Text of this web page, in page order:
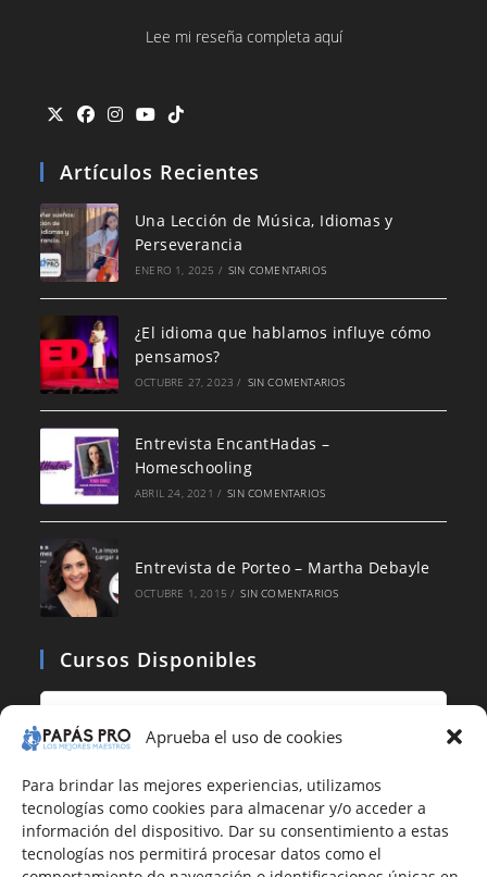
Aprueba el uso de cookies
Para brindar las mejores experiencias, utilizamos
tecnologías como cookies para almacenar y/o acceder a
información del dispositivo. Dar su consentimiento a estas
tecnologías nos permitirá procesar datos como el
Lee mi reseña completa aquí
Artículos Recientes
Una Lección de Música, Idiomas y
Perseverancia
ENERO 1, 2025 / SIN COMENTARIOS
¿El idioma que hablamos influye cómo
pensamos?
OCTUBRE 27, 2023 / SIN COMENTARIOS
Entrevista EncantHadas –
Homeschooling
ABRIL 24, 2021 / SIN COMENTARIOS
Entrevista de Porteo – Martha Debayle
OCTUBRE 1, 2015 / SIN COMENTARIOS
Cursos Disponibles